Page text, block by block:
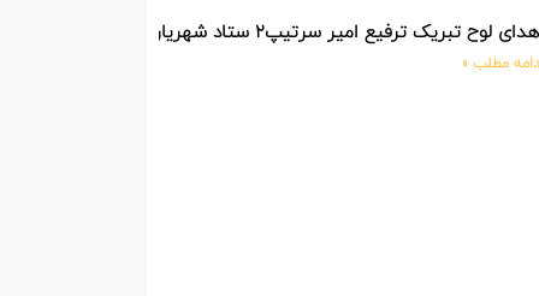
لوح تبریک ترفیع امیر سرتیپ۲ ستاد شهریار پورفضلی فرمانده تیپ ۳۶۴ شهید نصیرزاده نزاجا مستقر در مهاباد
مطلب »